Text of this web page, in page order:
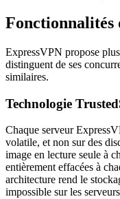
Fonctionnalités
ExpressVPN propose
distinguent de ses
similaires.
Technologie
Chaque serveur
volatile, et non sur des
image en lecture seule à
entièrement effacées à
architecture rend le
impossible sur les